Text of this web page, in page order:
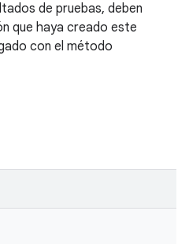
de pruebas, deben
que haya creado este
con el método